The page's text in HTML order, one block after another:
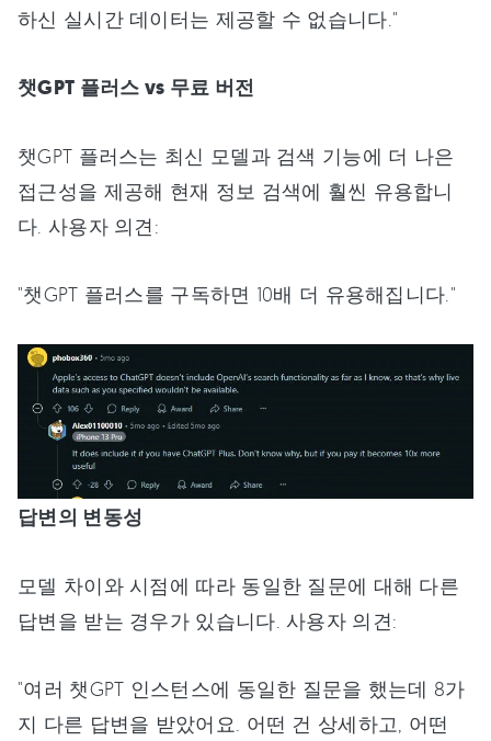
하신 실시간 데이터는 제공할 수 없습니다."
챗GPT 플러스 vs 무료 버전
챗GPT 플러스는 최신 모델과 검색 기능에 더 나은
접근성을 제공해 현재 정보 검색에 훨씬 유용합니
다. 사용자 의견:
"챗GPT 플러스를 구독하면 10배 더 유용해집니다."
답변의 변동성
모델 차이와 시점에 따라 동일한 질문에 대해 다른
답변을 받는 경우가 있습니다. 사용자 의견:
"여러 챗GPT 인스턴스에 동일한 질문을 했는데 8가
지 다른 답변을 받았어요. 어떤 건 상세하고, 어떤